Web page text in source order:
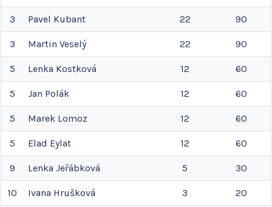
3 Pavel Kubant 22 90
3 Martin Veselý 22 90
5 Lenka Kostková 12 60
5 Jan Polák 12 60
5 Marek Lomoz 12 60
5 Elad Eylat 12 60
9 Lenka Jeřábková 5 30
10 Ivana Hrušková 3 20